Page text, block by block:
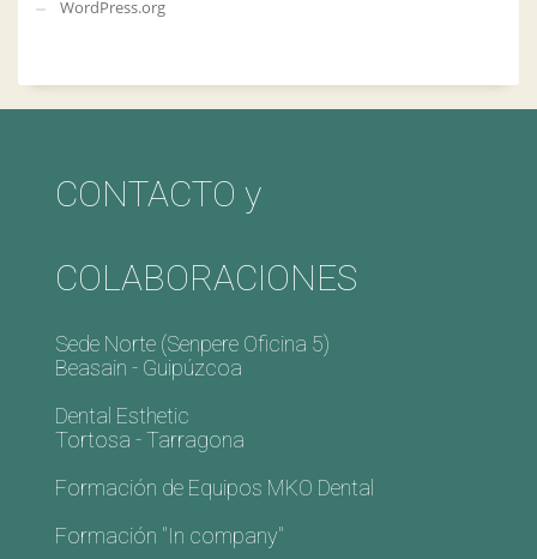
WordPress.org
CONTACTO y
COLABORACIONES
Sede Norte (Senpere Oficina 5)
Beasain - Guipúzcoa
Dental Esthetic
Tortosa - Tarragona
Formación de Equipos MKO Dental
Formación "In company"